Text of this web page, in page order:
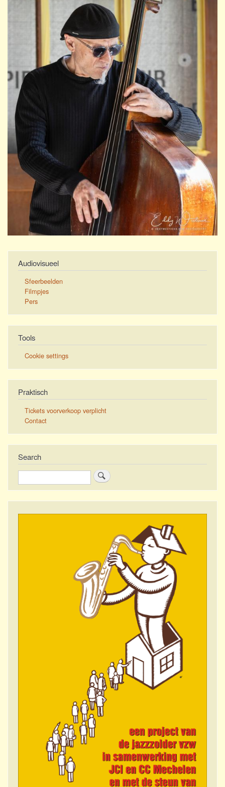
Audiovisueel
Sfeerbeelden
Filmpjes
Pers
Tools
Cookie settings
Praktisch
Tickets voorverkoop verplicht
Contact
Search
Zoeken